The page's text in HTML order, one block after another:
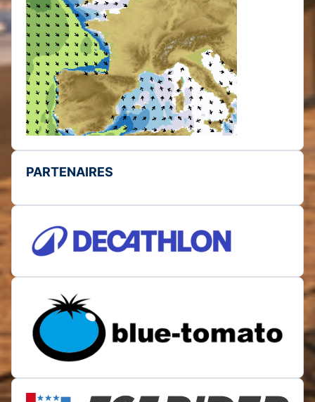
PARTENAIRES